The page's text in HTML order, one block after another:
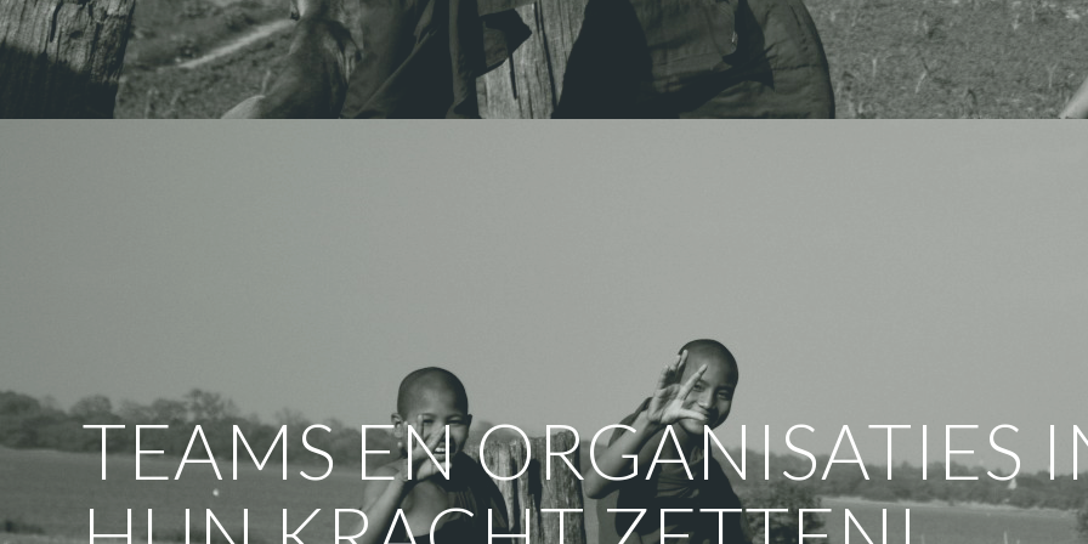
TEAMS EN ORGANISATIES